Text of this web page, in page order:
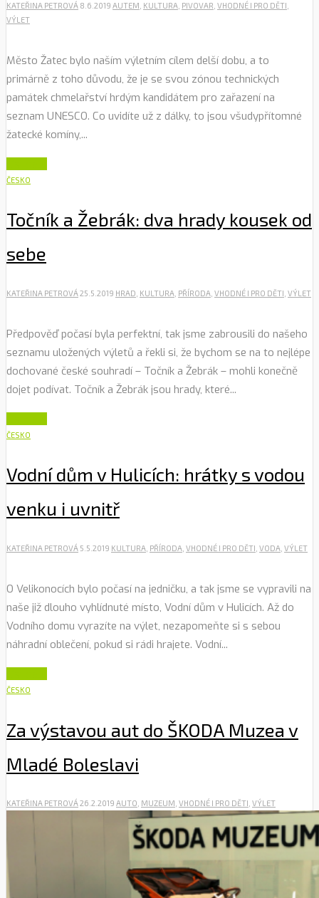
KATEŘINA PETROVÁ 8.6.2019 AUTEM KULTURA PIVOVAR VHODNÉ I PRO DĚTI
VÝLET
Město Žatec bylo naším výletním cílem delší dobu, a to
primárně z toho důvodu, že je se svou zónou technických
památek chmelařství hrdým kandidátem pro zařazení na
seznam UNESCO. Co uvidíte už z dálky, to jsou všudypřítomné
žatecké komíny,...
ČESKO
Točník a Žebrák: dva hrady kousek od
sebe
KATEŘINA PETROVÁ 25.5.2019 HRAD KULTURA PŘÍRODA VHODNÉ I PRO DĚTI VÝLET
Předpověď počasí byla perfektní, tak jsme zabrousili do našeho
seznamu uložených výletů a řekli si, že bychom se na to nejlépe
dochované české souhradí – Točník a Žebrák – mohli konečně
dojet podívat. Točník a Žebrák jsou hrady, které...
ČESKO
Vodní dům v Hulicích: hrátky s vodou
venku i uvnitř
KATEŘINA PETROVÁ 5.5.2019 KULTURA PŘÍRODA VHODNÉ I PRO DĚTI VODA VÝLET
O Velikonocích bylo počasí na jedničku, a tak jsme se vypravili na
naše již dlouho vyhlídnuté místo, Vodní dům v Hulicích. Až do
Vodního domu vyrazíte na výlet, nezapomeňte si s sebou
náhradní oblečení, pokud si rádi hrajete. Vodní...
ČESKO
Za výstavou aut do ŠKODA Muzea v
Mladé Boleslavi
KATEŘINA PETROVÁ 26.2.2019 AUTO MUZEUM VHODNÉ I PRO DĚTI VÝLET